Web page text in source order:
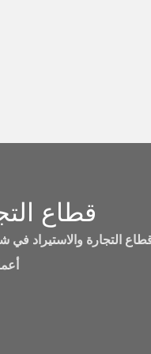
قطاع
التجارة والاستيراد